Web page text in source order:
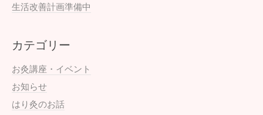
生活改善計画準備中
カテゴリー
お灸講座・イベント
お知らせ
はり灸のお話